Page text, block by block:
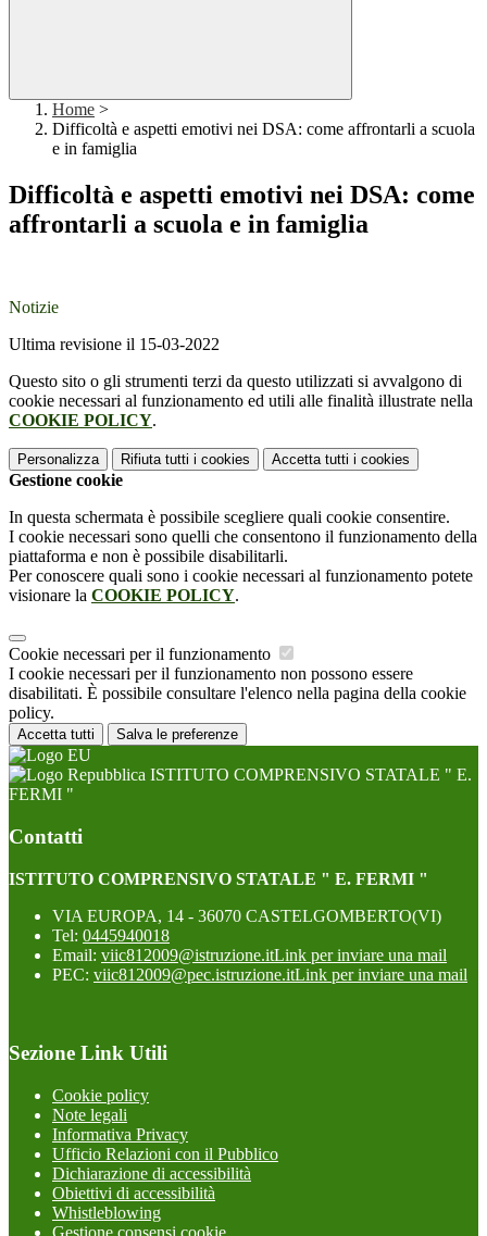
Home >
Difficoltà e aspetti emotivi nei DSA: come affrontarli a scuola
e in famiglia
Difficoltà e aspetti emotivi nei DSA: come
affrontarli a scuola e in famiglia
Notizie
Ultima revisione il 15-03-2022
Questo sito o gli strumenti terzi da questo utilizzati si avvalgono di
cookie necessari al funzionamento ed utili alle finalità illustrate nella
COOKIE POLICY.
Personalizza Rifiuta tutti i cookies Accetta tutti i cookies
Gestione cookie
In questa schermata è possibile scegliere quali cookie consentire.
I cookie necessari sono quelli che consentono il funzionamento della
piattaforma e non è possibile disabilitarli.
Per conoscere quali sono i cookie necessari al funzionamento potete
visionare la COOKIE POLICY.
Cookie necessari per il funzionamento
I cookie necessari per il funzionamento non possono essere
disabilitati. È possibile consultare l'elenco nella pagina della cookie
policy.
Accetta tutti Salva le preferenze
ISTITUTO COMPRENSIVO STATALE " E.
FERMI "
Contatti
ISTITUTO COMPRENSIVO STATALE " E. FERMI "
VIA EUROPA, 14 - 36070 CASTELGOMBERTO(VI)
Tel: 0445940018
Email: viic812009@istruzione.itLink per inviare una mail
PEC: viic812009@pec.istruzione.itLink per inviare una mail
Sezione Link Utili
Cookie policy
Note legali
Informativa Privacy
Ufficio Relazioni con il Pubblico
Dichiarazione di accessibilità
Obiettivi di accessibilità
Whistleblowing
Gestione consensi cookie